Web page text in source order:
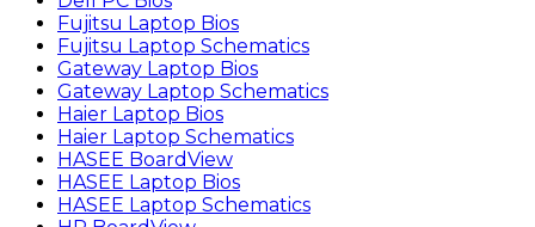
Fujitsu Laptop Bios
Fujitsu Laptop Schematics
Gateway Laptop Bios
Gateway Laptop Schematics
Haier Laptop Bios
Haier Laptop Schematics
HASEE BoardView
HASEE Laptop Bios
HASEE Laptop Schematics